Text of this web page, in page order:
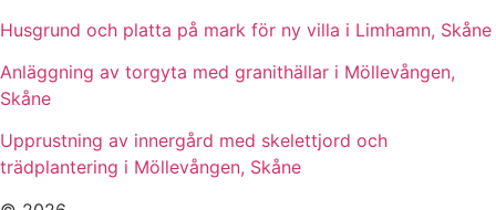
Husgrund och platta på mark för ny villa i Limhamn, Skåne
Anläggning av torgyta med granithällar i Möllevången,
Skåne
Upprustning av innergård med skelettjord och
trädplantering i Möllevången, Skåne